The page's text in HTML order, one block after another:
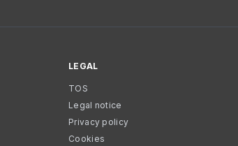
LEGAL
TOS
Legal notice
Privacy policy
Cookies